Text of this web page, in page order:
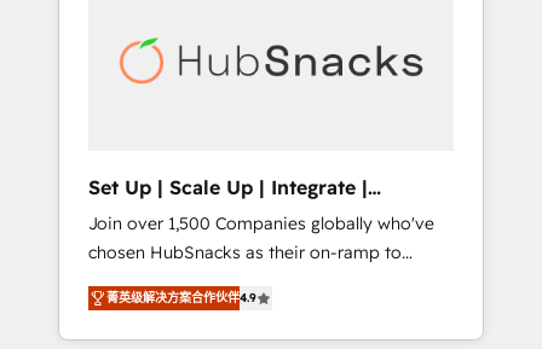
Became a HubSpot Partner 📆Founded in
modules, integrations - Marketing & sales
solutions: digital marketing, advertising,
people, exciting ideas and can-do mentality,
we ensure revenue growth on a daily basis.
So tell us your challenge; our passionate and
growth driven team of 100+ experts is ready
for you! Driving digital growth |
www.brightdigital.com
Set Up | Scale Up | Integrate |
HubSnacks FlexPlan
Join over 1,500 Companies globally who've
chosen HubSnacks as their on-ramp to
HubSpot since 2014 Simple pay-as-you-go
plans that accelerate value... 1️⃣ Set Up |
Onboarding New or Check-fixing existing
菁英级解决方案合作伙伴4.9